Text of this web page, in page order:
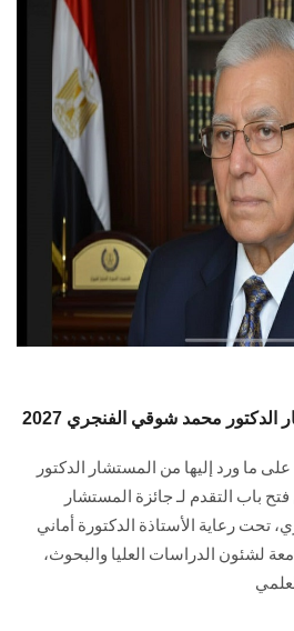
الأنظمة الذكية
تواصل معنا
هيئة التدريس
الدراسات العليا
الزائـرون
سجل الان
محمد شوقي الفنجري 2027
ما ورد إليها من المستشار الدكتور
باب التقدم لـ جائزة المستشار
تحت رعاية الأستاذة الدكتورة أماني
لشئون الدراسات العليا والبحوث،